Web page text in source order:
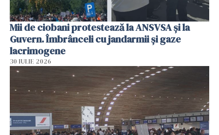
Mii de ciobani protestează la ANSVSA și la
Guvern. Îmbrânceli cu jandarmii și gaze
lacrimogene
30 IULIE 2026